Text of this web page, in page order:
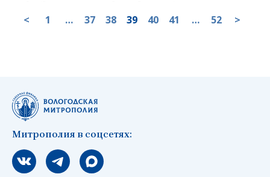
< 1 … 37 38 39 40 41 … 52 >
Митрополия в соцсетях:
Мы вконтакте
Мы в telegram
Мы в Макс